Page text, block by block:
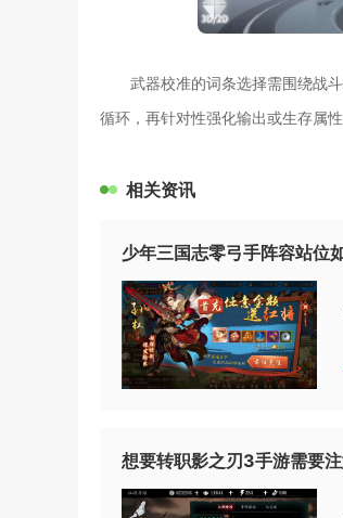
武器校准的词条选择需围绕战
循环，再针对性强化输出或生存属
相关资讯
少年三国志零弓手阵容站位
想要转职影之刃3手游需要